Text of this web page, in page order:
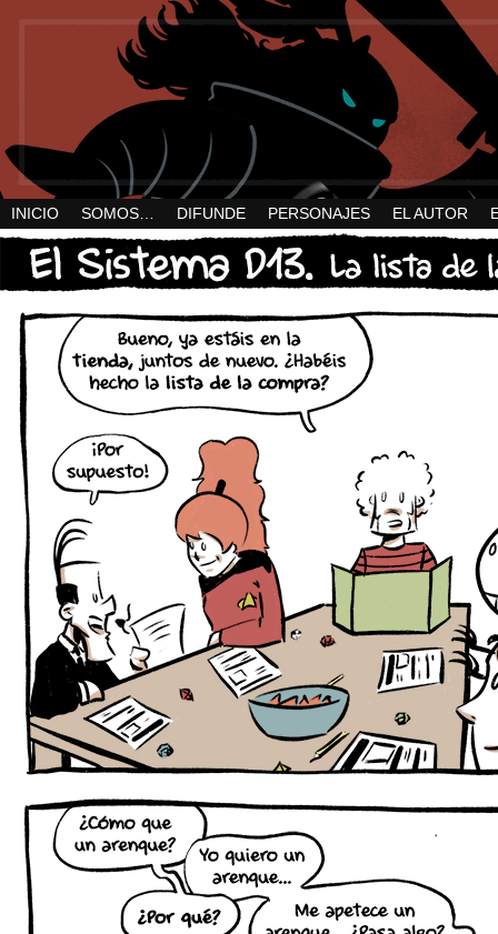
INICIO SOMOS… DIFUNDE PERSONAJES EL AUTOR